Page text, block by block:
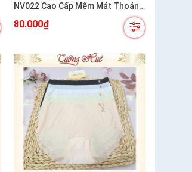
NV022 Cao Cấp Mềm Mát Thoáng
80.000₫